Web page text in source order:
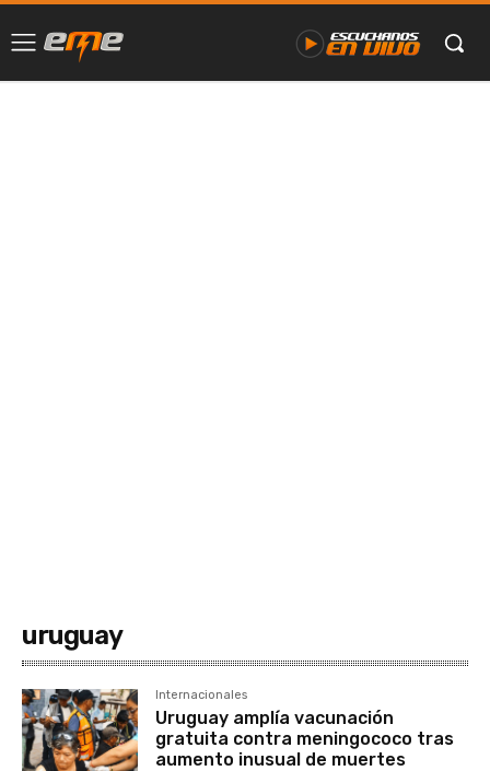
uruguay
Internacionales
Uruguay amplía vacunación
gratuita contra meningococo tras
aumento inusual de muertes